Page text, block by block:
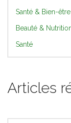
Santé & Bien-être
Beauté &
Santé
Articles